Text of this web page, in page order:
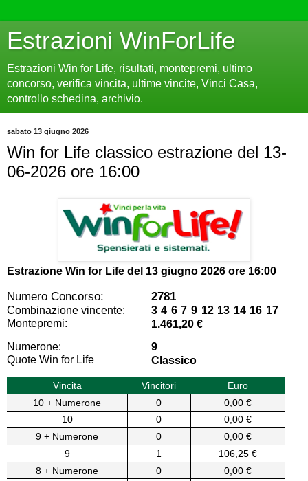
Estrazioni WinForLife
Estrazioni Win for Life, risultati, montepremi, ultimo
concorso, verifica vincita, ultime vincite, Vinci Casa,
controllo schedina, archivio.
sabato 13 giugno 2026
Win for Life classico estrazione del 13-
06-2026 ore 16:00
Estrazione Win for Life del 13 giugno 2026 ore 16:00
Numero Concorso: 2781
Combinazione vincente:
3 4 6 7 9 12 13 14 16 17
Montepremi:
1.461,20 €
Numerone:
9
Quote Win for Life
Classico
Vincita Vincitori
Euro
10 + Numerone
0
0,00 €
10
0
0,00 €
9 + Numerone
0
0,00 €
9
1
106,25 €
8 + Numerone
0
0,00 €